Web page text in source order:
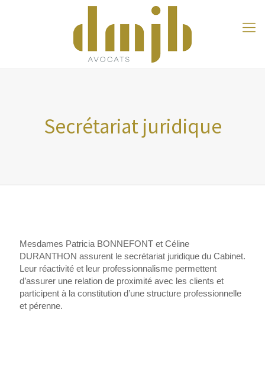
Secrétariat juridique
Mesdames Patricia BONNEFONT et Céline
DURANTHON assurent le secrétariat juridique du Cabinet.
Leur réactivité et leur professionnalisme permettent
d’assurer une relation de proximité avec les clients et
participent à la constitution d’une structure professionnelle
et pérenne.